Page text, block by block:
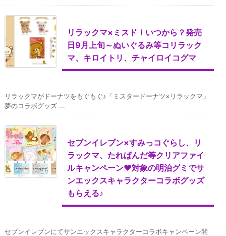
リラックマ×ミスド！いつから？発売
日9月上旬～ぬいぐるみ等コリラック
マ、キロイトリ、チャイロイコグマ
リラックマがドーナツをもぐもぐ♪「ミスタードーナツ×リラックマ」
夢のコラボグッズ ...
セブンイレブン×すみっコぐらし、リ
ラックマ、たれぱんだ等クリアファイ
ルキャンペーン♥対象の明治グミでサ
ンエックスキャラクターコラボグッズ
もらえる♪
セブンイレブンにてサンエックスキャラクターコラボキャンペーン開